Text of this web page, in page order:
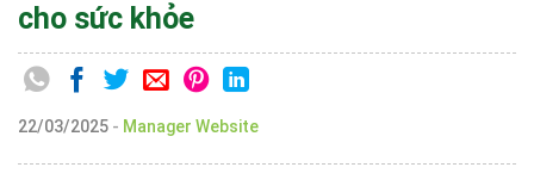
cho sức khỏe
22/03/2025 - Manager Website